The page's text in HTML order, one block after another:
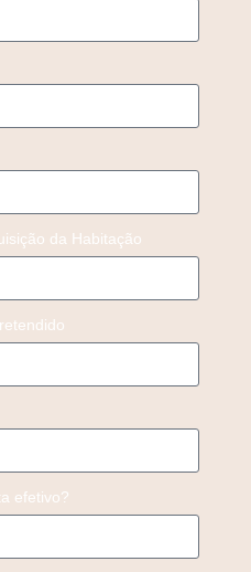
da Habitação
efetivo?